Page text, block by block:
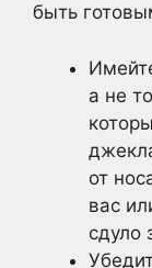
быть
а не
от
вас
сдуло